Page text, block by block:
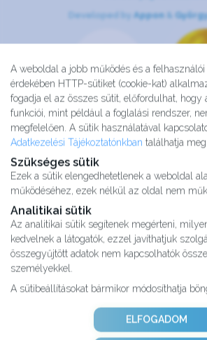
A weboldal a jobb működés és a
érdekében HTTP-sütiket (cookie-kat)
fogadja el az összes sütit, előfordulhat, hogy
funkciói, mint például a foglalási rendszer,
megfelelően. A sütik használatával
Adatkezelési Tájékoztatónkban találhatja meg.
Szükséges sütik
Ezek a sütik elengedhetetlenek a weboldal
működéséhez, ezek nélkül az oldal nem
Analitikai sütik
Az analitikai sütik segítenek megérteni,
kedvelnek a látogatók, ezzel javíthatjuk
összegyűjtött adatok nem kapcsolhatók
személyekkel.
A sütibeállításokat bármikor módosíthatja
ELFOGADOM
Developed by Appon&
Kutatásaink
Partnereink
Karrier
Adatvédelmi
ÁSZF